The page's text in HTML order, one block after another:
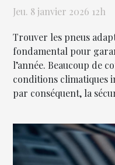
Jeu. 8 janvier 2026 12h
Trouver les pneus
fondamental pour
l’année. Beaucoup de
conditions climatiques
par conséquent, la